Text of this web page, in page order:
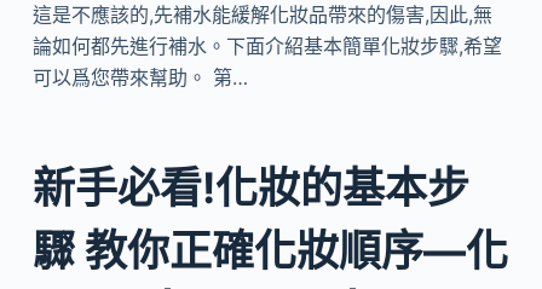
這是不應該的,先補水能緩解化妝品帶來的傷害,因此,無
論如何都先進行補水。下面介紹基本簡單化妝步驟,希望
可以爲您帶來幫助。 第…
新手必看!化妝的基本步
驟 教你正確化妝順序—化